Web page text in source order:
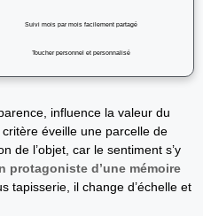
Suivi mois par mois facilement partagé
Toucher personnel et personnalisé
influence la valeur du
éveille une parcelle de
de l’objet, car le sentiment s’y
protagoniste d’une mémoire
tapisserie, il change d’échelle et